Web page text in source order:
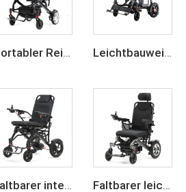
Portabler Reise-Kohlefaserelektro-Rollstuhl Leichtbauweise aus Kohlefaser, motorisierter elektrischer Rollstuhl
Faltbarer intelligenter Elektro-Rollstuhl mit Carbonrahmen Faltbarer leichter elektrischer Rollstuhl